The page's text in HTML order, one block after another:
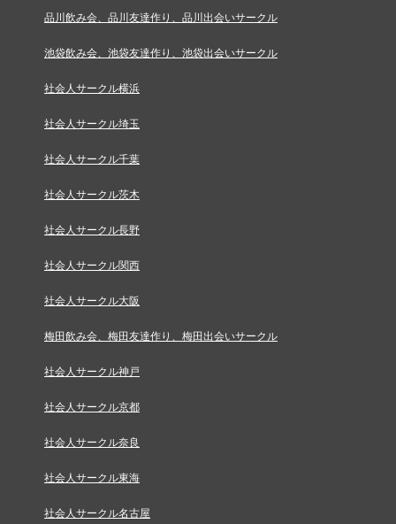
品川飲み会、品川友達作り、品川出会いサークル
池袋飲み会、池袋友達作り、池袋出会いサークル
社会人サークル横浜
社会人サークル埼玉
社会人サークル千葉
社会人サークル茨木
社会人サークル長野
社会人サークル関西
社会人サークル大阪
梅田飲み会、梅田友達作り、梅田出会いサークル
社会人サークル神戸
社会人サークル京都
社会人サークル奈良
社会人サークル東海
社会人サークル名古屋